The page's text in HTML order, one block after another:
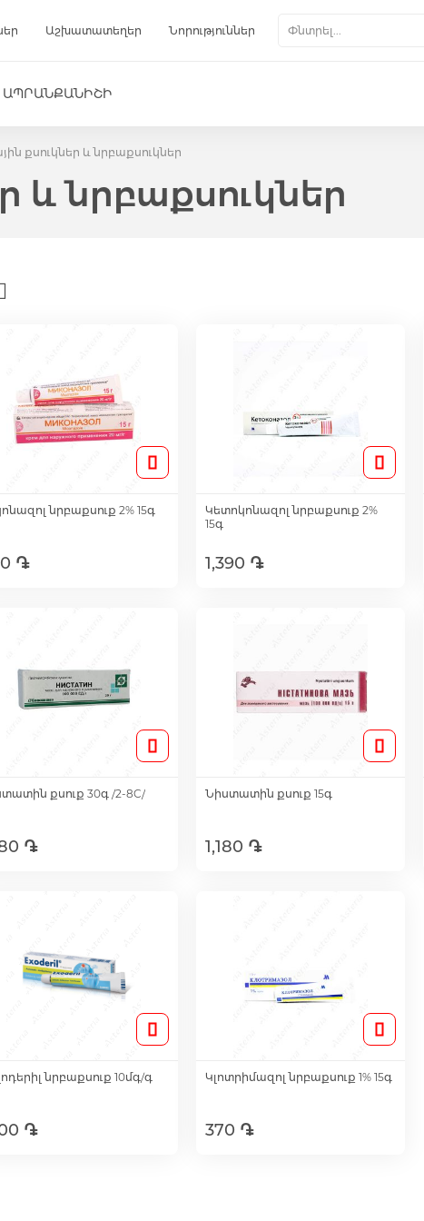
Աշխատատեղեր Նորություններ Գալերիա
ԱՊՐԱՆՔԱՆԻՇԻ
քսուկներ և նրբաքսուկներ
և նրբաքսուկներ
Direction
նրբաքսուք 2% 15գ
֏
Կետոկոնազոլ նրբաքսուք 2%
15գ
1,390 ֏
քսուք 30գ /2-8C/
֏
Նիստատին քսուք 15գ
1,180 ֏
նրբաքսուք 10մգ/գ
֏
Կլոտրիմազոլ նրբաքսուք 1% 15գ
370 ֏